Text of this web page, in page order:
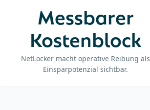
Messbarer
Kostenblock
NetLocker macht operative Reibung als
Einsparpotenzial sichtbar.